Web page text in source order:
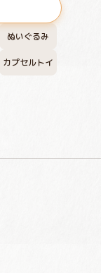
ぬいぐるみ
カプセルトイ